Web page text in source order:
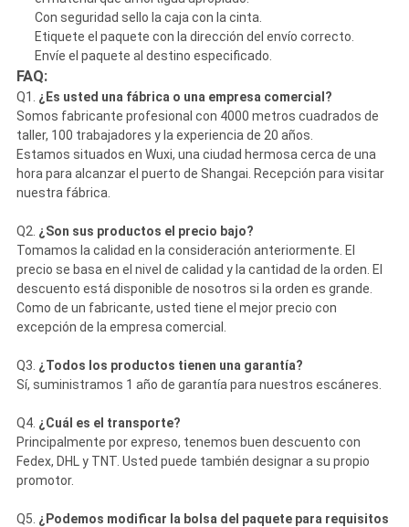
Con seguridad sello la caja con la cinta.
Etiquete el paquete con la dirección del envío correcto.
Envíe el paquete al destino especificado.
FAQ:
Q1. ¿Es usted una fábrica o una empresa comercial?
Somos fabricante profesional con 4000 metros cuadrados de
taller, 100 trabajadores y la experiencia de 20 años.
Estamos situados en Wuxi, una ciudad hermosa cerca de una
hora para alcanzar el puerto de Shangai. Recepción para visitar
nuestra fábrica.
Q2. ¿Son sus productos el precio bajo?
Tomamos la calidad en la consideración anteriormente. El
precio se basa en el nivel de calidad y la cantidad de la orden. El
descuento está disponible de nosotros si la orden es grande.
Como de un fabricante, usted tiene el mejor precio con
excepción de la empresa comercial.
Q3. ¿Todos los productos tienen una garantía?
Sí, suministramos 1 año de garantía para nuestros escáneres.
Q4. ¿Cuál es el transporte?
Principalmente por expreso, tenemos buen descuento con
Fedex, DHL y TNT. Usted puede también designar a su propio
promotor.
Q5. ¿Podemos modificar la bolsa del paquete para requisitos